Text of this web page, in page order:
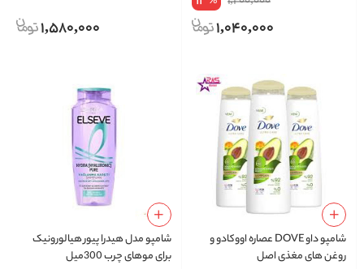
1,040,000
1,580,000
شامپو داو DOVE عصاره اووکادو و
روغن های مغذی اصل
شامپو مدل هیدرا پیور هیالورونیک
برای موهای چرب 300میل